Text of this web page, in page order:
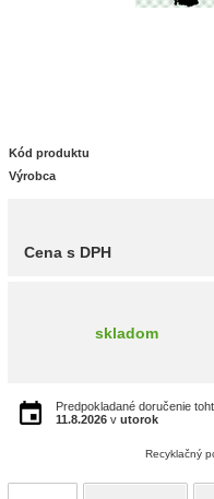
Kód produktu
Výrobca
Cena s DPH
skladom
Predpokladané doručenie
11.8.2026 v utorok
Recyklačný